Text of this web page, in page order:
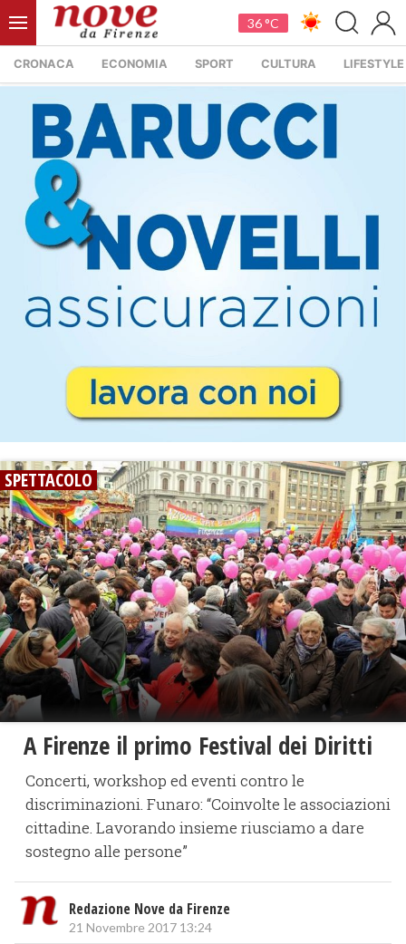
36 °C
CRONACA ECONOMIA SPORT CULTURA LIFESTYLE
SPETTACOLO
​A Firenze il primo Festival dei Diritti
Concerti, workshop ed eventi contro le
discriminazioni. Funaro: “Coinvolte le associazioni
cittadine. Lavorando insieme riusciamo a dare
sostegno alle persone”
Redazione Nove da Firenze
21 Novembre 2017 13:24